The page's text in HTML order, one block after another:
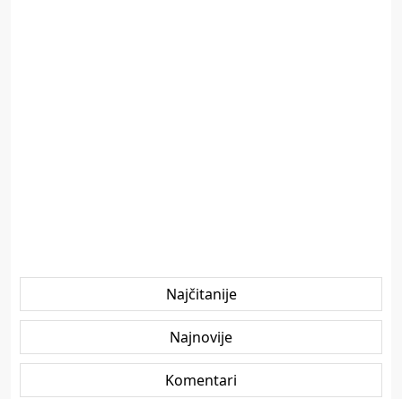
Najčitanije
Najnovije
Komentari